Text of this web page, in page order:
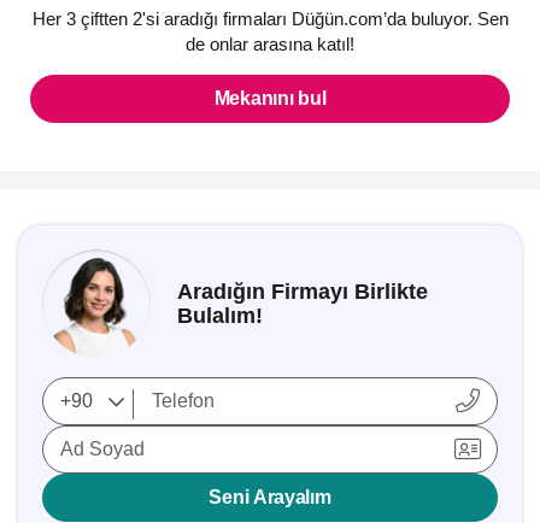
Her 3 çiftten 2'si aradığı firmaları Düğün.com’da buluyor. Sen
de onlar arasına katıl!
Mekanını bul
Aradığın Firmayı Birlikte
Bulalım!
Ad Soyad
Seni Arayalım